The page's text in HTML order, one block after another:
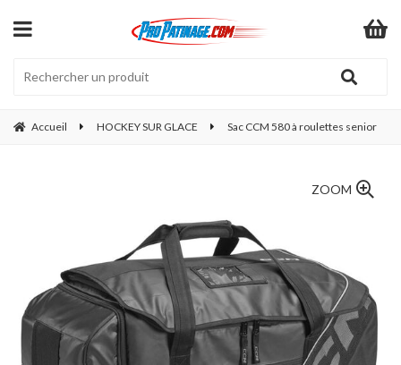
Accueil HOCKEY SUR GLACE Sac CCM 580 à roulettes senior
ZOOM